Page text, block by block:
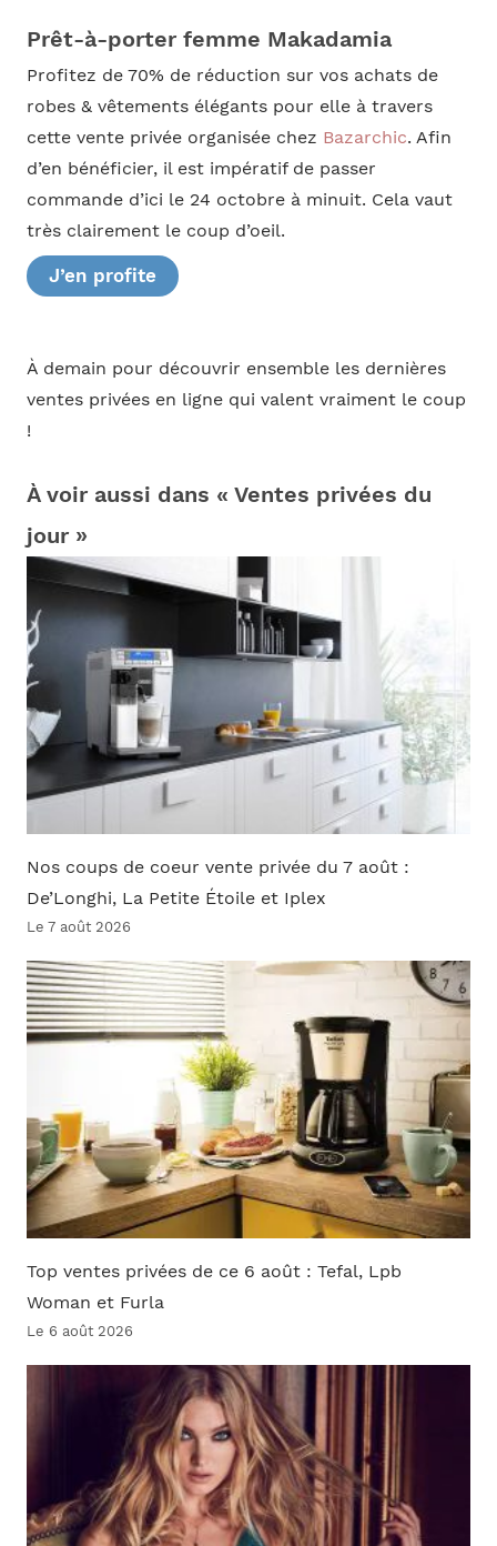
Prêt-à-porter femme Makadamia
Profitez de 70% de réduction sur vos achats de
robes & vêtements élégants pour elle à travers
cette vente privée organisée chez Bazarchic. Afin
d’en bénéficier, il est impératif de passer
commande d’ici le 24 octobre à minuit. Cela vaut
très clairement le coup d’oeil.
J’en profite
À demain pour découvrir ensemble les dernières
ventes privées en ligne qui valent vraiment le coup
!
À voir aussi dans « Ventes privées du
jour »
Nos coups de coeur vente privée du 7 août :
De’Longhi, La Petite Étoile et Iplex
Le 7 août 2026
Top ventes privées de ce 6 août : Tefal, Lpb
Woman et Furla
Le 6 août 2026